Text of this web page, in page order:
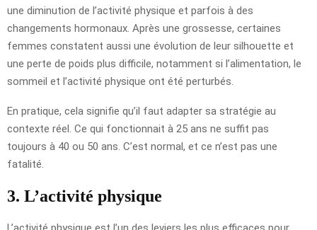
une diminution de l’activité physique et parfois à des
changements hormonaux. Après une grossesse, certaines
femmes constatent aussi une évolution de leur silhouette et
une perte de poids plus difficile, notamment si l’alimentation, le
sommeil et l’activité physique ont été perturbés.
En pratique, cela signifie qu’il faut adapter sa stratégie au
contexte réel. Ce qui fonctionnait à 25 ans ne suffit pas
toujours à 40 ou 50 ans. C’est normal, et ce n’est pas une
fatalité.
3. L’activité physique